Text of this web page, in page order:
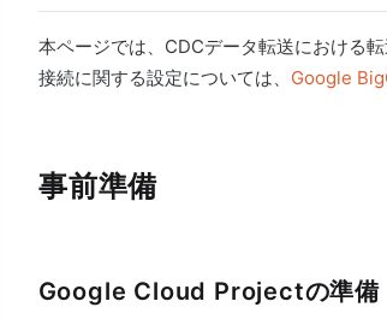
本ページでは、CDCデータ転送における
接続に関する設定については、 Google
事前準備
Google Cloud Projectの準備